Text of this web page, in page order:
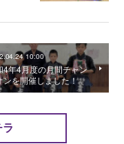
10:00
4年4月度の月間チャン
ンを開催しました！